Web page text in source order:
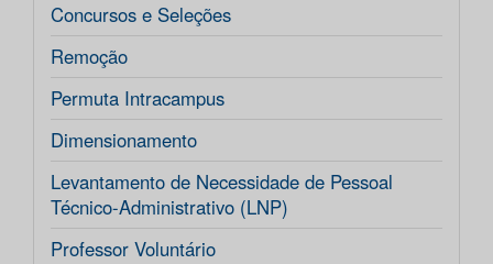
Concursos e Seleções
Remoção
Permuta Intracampus
Dimensionamento
Levantamento de Necessidade de Pessoal
Técnico-Administrativo (LNP)
Professor Voluntário